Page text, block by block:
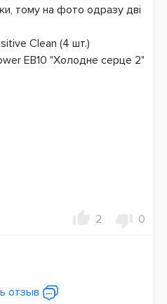
тому на фото одразу дві
Clean (4 шт.)
EB10 "Холодне серце 2"
2 0
отзыв